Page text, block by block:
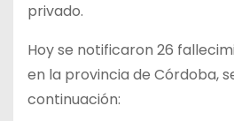
privado.
Hoy se notificaron 26
en la provincia de Córdoba,
continuación: